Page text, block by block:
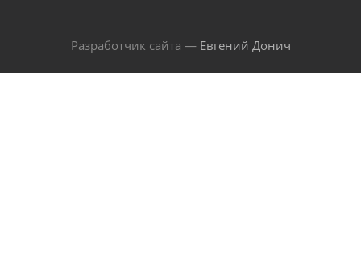
Разработчик сайта — Евгений Донич